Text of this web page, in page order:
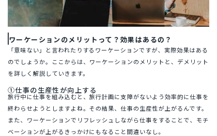
ワーケーションのメリットって？効果はあるの？
「意味ない」と言われたりするワーケーションですが、実際効果はある
のでしょうか。ここからは、ワーケーションのメリットと、デメリット
を詳しく解説していきます。
①仕事の生産性が向上する
旅行中に仕事を組み込むと、旅行計画に支障がないよう効率的に仕事を
終わらせようとしますよね。その結果、仕事の生産性が上がるんです。
また、ワーケーションでリフレッシュしながら仕事をすることで、モチ
ベーションが上がるきっかけにもなること間違いなし。